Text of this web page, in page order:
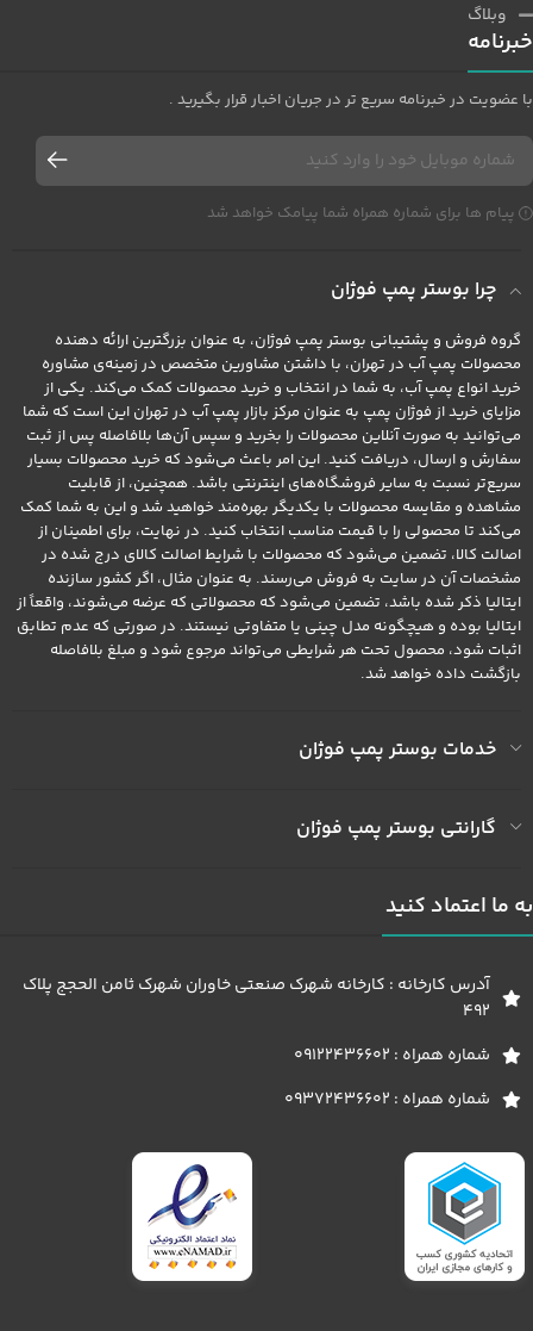
وبلاگ
خبرنامه
با عضویت در خبرنامه سریع تر در جریان اخبار قرار بگیرید .
پیام ها برای شماره همراه شما پیامک خواهد شد
چرا بوستر پمپ فوژان
گروه فروش و پشتیبانی بوستر پمپ فوژان، به عنوان بزرگترین ارائه دهنده
محصولات پمپ آب در تهران، با داشتن مشاورین متخصص در زمینه‌ی مشاوره
خرید انواع پمپ آب، به شما در انتخاب و خرید محصولات کمک می‌کند. یکی از
مزایای خرید از فوژان پمپ به عنوان مرکز بازار پمپ آب در تهران این است که شما
می‌توانید به صورت آنلاین محصولات را بخرید و سپس آن‌ها بلافاصله پس از ثبت
سفارش و ارسال، دریافت کنید. این امر باعث می‌شود که خرید محصولات بسیار
سریع‌تر نسبت به سایر فروشگاه‌های اینترنتی باشد. همچنین، از قابلیت
مشاهده و مقایسه محصولات با یکدیگر بهره‌مند خواهید شد و این به شما کمک
می‌کند تا محصولی را با قیمت مناسب انتخاب کنید. در نهایت، برای اطمینان از
اصالت کالا، تضمین می‌شود که محصولات با شرایط اصالت کالای درج شده در
مشخصات آن در سایت به فروش می‌رسند. به عنوان مثال، اگر کشور سازنده
ایتالیا ذکر شده باشد، تضمین می‌شود که محصولاتی که عرضه می‌شوند، واقعاً از
ایتالیا بوده و هیچگونه مدل چینی یا متفاوتی نیستند. در صورتی که عدم تطابق
اثبات شود، محصول تحت هر شرایطی می‌تواند مرجوع شود و مبلغ بلافاصله
بازگشت داده خواهد شد.
خدمات بوستر پمپ فوژان
گارانتی بوستر پمپ فوژان
به ما اعتماد کنید
آدرس کارخانه : کارخانه شهرک صنعتی خاوران شهرک ثامن الحجج پلاک
492
شماره همراه : 09122436602
شماره همراه : 09372436602